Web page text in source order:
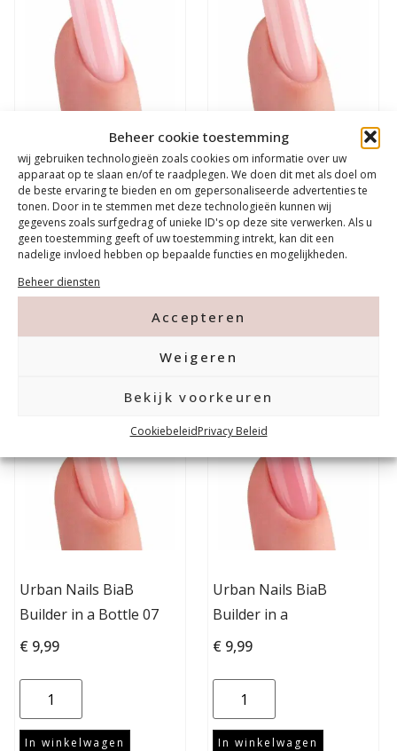
Beheer cookie toestemming
wij gebruiken technologieën zoals cookies om informatie over uw
apparaat op te slaan en/of te raadplegen. We doen dit met als doel om
de beste ervaring te bieden en om gepersonaliseerde advertenties te
tonen. Door in te stemmen met deze technologieën kunnen wij
gegevens zoals surfgedrag of unieke ID's op deze site verwerken. Als u
geen toestemming geeft of uw toestemming intrekt, kan dit een
nadelige invloed hebben op bepaalde functies en mogelijkheden.
Beheer diensten
Accepteren
Weigeren
Bekijk voorkeuren
CookiebeleidPrivacy Beleid
Urban Nails BiaB
Builder in a Bottle 05
€9,99
Urban Nails BiaB
Builder in a Bottle 06
€9,99
Urban Nails BiaB
Builder in a Bottle 07
€ 9,99
In winkelwagen
Urban Nails BiaB
Builder in a
€ 9,99
In winkelwagen